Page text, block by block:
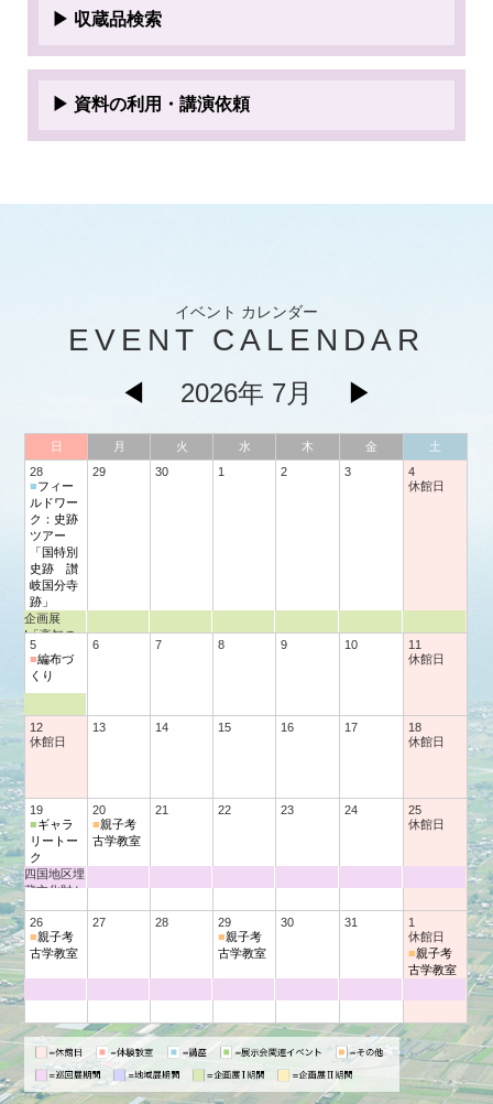
▶ 収蔵品検索
▶ 資料の利用・講演依頼
イベント カレンダー
EVENT CALENDAR
◀ 2026年 7月 ▶
日 月 火 水 木 金
土
28
■フィー
ルドワー
ク：史跡
ツアー
「国特別
史跡 讃
岐国分寺
跡」
企画展
Ⅰ「高知の
遺跡展―奥
谷南遺跡
―」
29 30 1 2 3
4
休館日
5
■編布づ
くり
6 7 8 9 10
11
休館日
12
休館日
13 14 15 16 17
18
休館日
19
四国地区埋
蔵文化財セ
へんろ展
四国のモノ
づくりー弥
■ギャラ
リートー
ク
20
■親子考
古学教室
21 22 23 24
25
休館日
26
■親子考
古学教室
27 28
29
■親子考
古学教室
30 31
1
休館日
■親子考
古学教室